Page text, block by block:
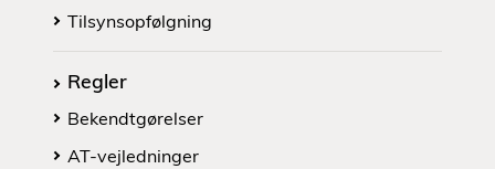
Tilsynsopfølgning
Regler
Bekendtgørelser
AT-vejledninger